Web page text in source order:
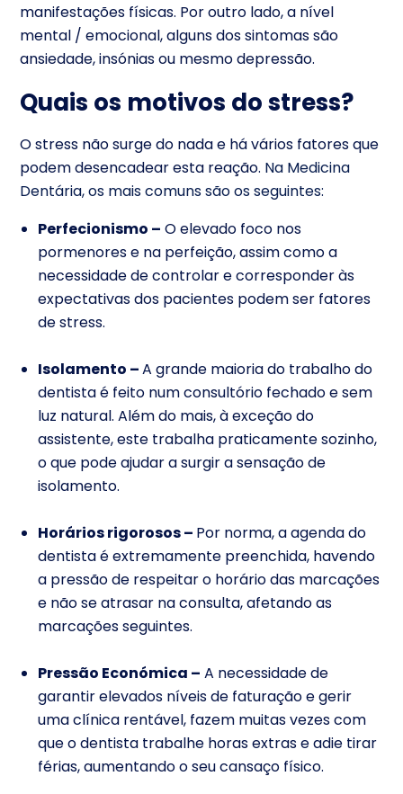
manifestações físicas. Por outro lado, a nível
mental / emocional, alguns dos sintomas são
ansiedade, insónias ou mesmo depressão.
Quais os motivos do stress?
O stress não surge do nada e há vários fatores que
podem desencadear esta reação. Na Medicina
Dentária, os mais comuns são os seguintes:
Perfecionismo – O elevado foco nos
pormenores e na perfeição, assim como a
necessidade de controlar e corresponder às
expectativas dos pacientes podem ser fatores
de stress.
Isolamento –A grande maioria do trabalho do
dentista é feito num consultório fechado e sem
luz natural. Além do mais, à exceção do
assistente, este trabalha praticamente sozinho,
o que pode ajudar a surgir a sensação de
isolamento.
Horários rigorosos – Por norma, a agenda do
dentista é extremamente preenchida, havendo
a pressão de respeitar o horário das marcações
e não se atrasar na consulta, afetando as
marcações seguintes.
Pressão Económica – A necessidade de
garantir elevados níveis de faturação e gerir
uma clínica rentável, fazem muitas vezes com
que o dentista trabalhe horas extras e adie tirar
férias, aumentando o seu cansaço físico.